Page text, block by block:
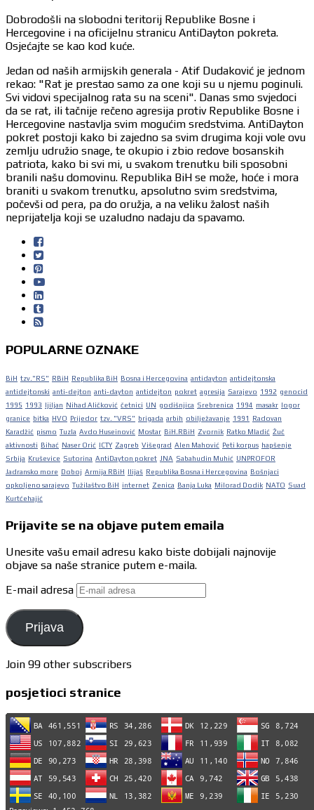
Dobrodošli na slobodni teritorij Republike Bosne i
Hercegovine i na oficijelnu stranicu AntiDayton pokreta.
Osjećajte se kao kod kuće.
Jedan od naših armijskih generala - Atif Dudaković je jednom
rekao: "Rat je prestao samo za one koji su u njemu poginuli.
Svi vidovi specijalnog rata su na sceni". Danas smo svjedoci
da se rat, ili tačnije rečeno agresija protiv Republike Bosne i
Hercegovine nastavlja svim mogućim sredstvima. AntiDayton
pokret postoji kako bi zajedno sa svim drugima koji vole ovu
zemlju udružio snage, te okupio i zbio redove bosanskih
patriota, kako bi svi mi, u svakom trenutku bili sposobni
branili našu domovinu. Republika BiH se može, hoće i mora
braniti u svakom trenutku, apsolutno svim sredstvima,
počevši od pera, pa do oružja, a na veliku žalost naših
neprijatelja koji se uzaludno nadaju da spavamo.
POPULARNE OZNAKE
BiH tzv."RS" RBiH Republika BiH Bosna i Hercegovina antidayton antidejtonska
antidejtonski anti-dejton anti-dayton antidejton pokret agresija Sarajevo 1992 genocid
1995 1993 ljiljan Nihad Aličković četnici UN godišnjica Srebrenica 1994 masakr logor
granice bitka HVO Prijedor tzv. "VRS" brigada arbih obilježavanje 1991
Radovan
Karadžić pismo Tuzla Avdo Huseinović Mostar BiH.RBiH Zvornik Ratko Mladić Žuč
aktivnosti Bihać Naser Orić ICTY Zagreb Višegrad Alen Mahović Peti korpus hapšenje
Srbija Kruševice Sutorina AntiDayton pokret JNA Sabahudin Muhić UNPROFOR
Jadransko more Doboj Armija RBiH Ilijaš Republika Bosna i Hercegovina Bošnjaci
opkoljeno sarajevo Tužilaštvo BiH internet Zenica Banja Luka Milorad Dodik NATO Suad
Kurtćehajić
Prijavite se na objave putem emaila
Unesite vašu email adresu kako biste dobijali najnovije
objave sa naše stranice putem e-maila.
E-mail adresa
Prijava
Join 99 other subscribers
posjetioci stranice